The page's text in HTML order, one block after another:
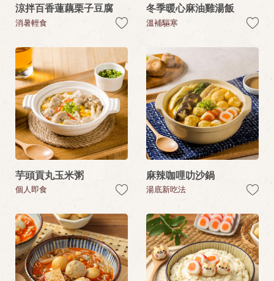
涼拌百香蓮藕栗子豆腐
消暑輕食
冬季暖心麻油雞湯飯
溫補驅寒
芋頭貢丸玉米粥
個人即食
麻辣咖哩叻沙鍋
湯底新吃法